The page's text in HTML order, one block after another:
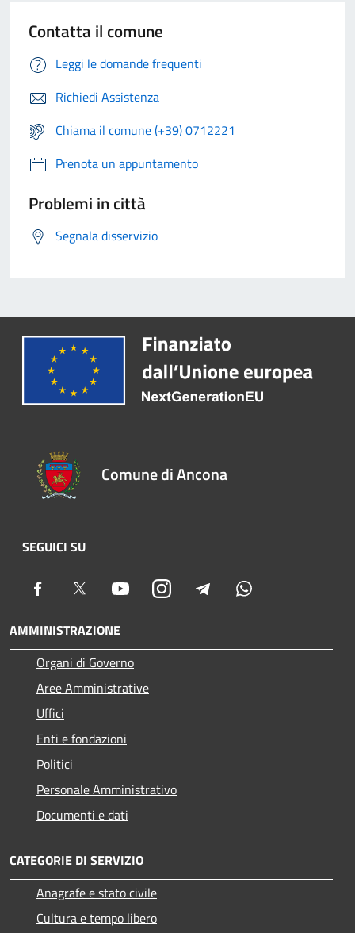
Contatta il comune
Leggi le domande frequenti
Richiedi Assistenza
Chiama il comune (+39) 0712221
Prenota un appuntamento
Problemi in città
Segnala disservizio
Comune di Ancona
SEGUICI SU
Facebook Twitter YoutubeInstagram Telegram
AMMINISTRAZIONE
Organi di Governo
Aree Amministrative
Uffici
Enti e fondazioni
Politici
Personale Amministrativo
Documenti e dati
CATEGORIE DI SERVIZIO
Anagrafe e stato civile
Cultura e tempo libero